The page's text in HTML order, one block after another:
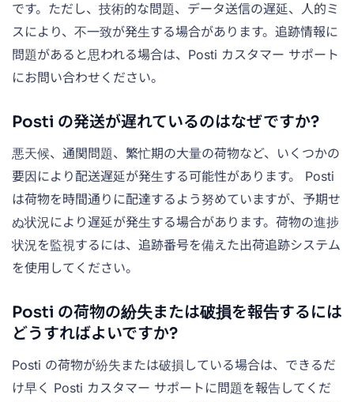
です。ただし、技術的な問題、データ送信の遅延、人的ミ
スにより、不一致が発生する場合があります。追跡情報に
問題があると思われる場合は、Posti カスタマー サポート
にお問い合わせください。
Posti の発送が遅れているのはなぜですか?
悪天候、通関問題、繁忙期の大量の荷物など、いくつかの
要因により配送遅延が発生する可能性があります。 Posti
は荷物を時間通りに配達するよう努めていますが、予期せ
ぬ状況により遅延が発生する場合があります。荷物の進捗
状況を監視するには、追跡番号を備えた出荷追跡システム
を使用してください。
Posti の荷物の紛失または破損を報告するには
どうすればよいですか?
Posti の荷物が紛失または破損している場合は、できるだ
け早く Posti カスタマー サポートに問題を報告してくだ